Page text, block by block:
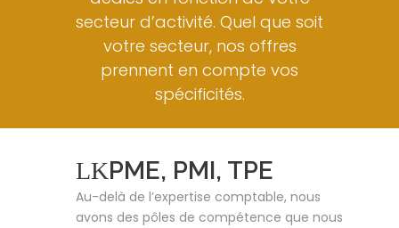
secteur d’activité. Quel que soit
votre secteur, nos offres
prennent en compte vos
spécificités.
PME, PMI, TPE
Au-delà de l’expertise comptable, nous
avons des pôles de compétence que nous